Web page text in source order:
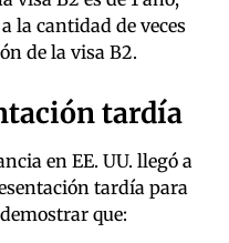
la cantidad de veces
de la visa B2.
tardía
en EE. UU. llegó a
tardía para
que: